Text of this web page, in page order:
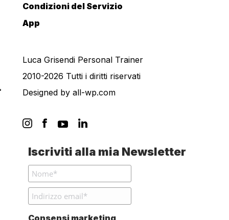
Condizioni del Servizio
App
Luca Grisendi Personal Trainer
2010-2026 Tutti i diritti riservati
Designed by all-wp.com
Iscriviti alla mia Newsletter
Consensi marketing